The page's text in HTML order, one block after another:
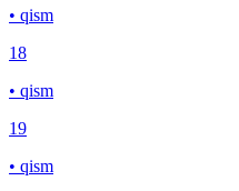
• qism
18
• qism
19
• qism